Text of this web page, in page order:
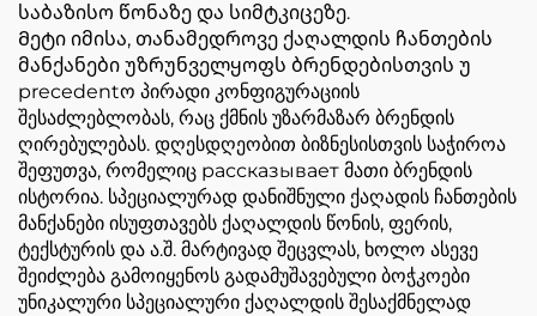
საბაზისო წონაზე და სიმტკიცეზე.
Მეტი იმისა, თანამედროვე ქაღალდის ჩანთების
მანქანები უზრუნველყოფს ბრენდებისთვის უ
precedentო პირადი კონფიგურაციის
შესაძლებლობას, რაც ქმნის უზარმაზარ ბრენდის
ღირებულებას. დღესდღეობით ბიზნესისთვის საჭიროა
შეფუთვა, რომელიც рассказывает მათი ბრენდის
ისტორია. სპეციალურად დანიშნული ქაღადის ჩანთების
მანქანები ისუფთავებს ქაღალდის წონის, ფერის,
ტექსტურის და ა.შ. მარტივად შეცვლას, ხოლო ასევე
შეიძლება გამოიყენოს გადამუშავებული ბოჭკოები
უნიკალური სპეციალური ქაღალდის შესაქმნელად